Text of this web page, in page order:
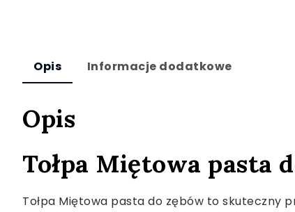
Opis Informacje dodatkowe
Opis
Tołpa Miętowa pasta
Tołpa Miętowa pasta do zębów to skuteczny